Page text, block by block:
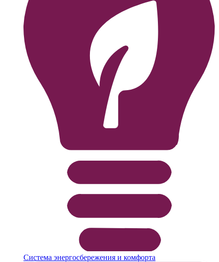
Система энергосбережения и комфорта